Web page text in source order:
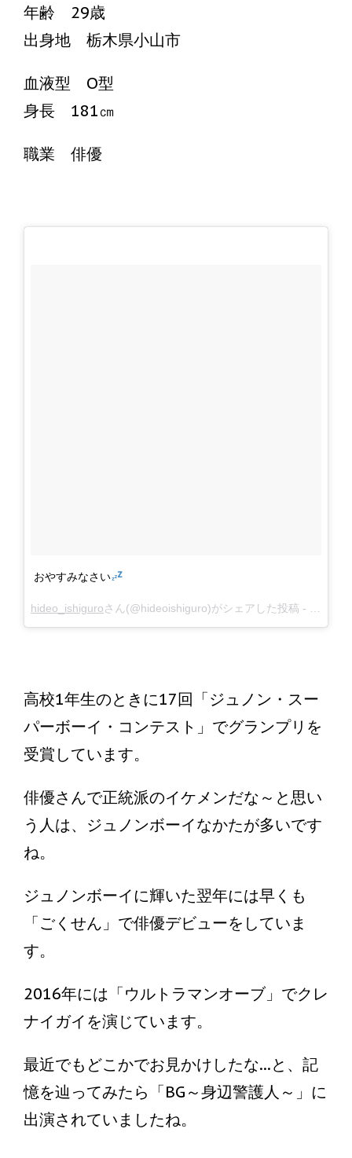
年齢 29歳
出身地 栃木県小山市
血液型 O型
身長 181㎝
職業 俳優
おやすみなさい
hideo_ishiguroさん(@hideoishiguro)がシェアした投稿 -
高校1年生のときに17回「ジュノン・スー
パーボーイ・コンテスト」でグランプリを
受賞しています。
俳優さんで正統派のイケメンだな～と思い
う人は、ジュノンボーイなかたが多いです
ね。
ジュノンボーイに輝いた翌年には早くも
「ごくせん」で俳優デビューをしていま
す。
2016年には「ウルトラマンオーブ」でクレ
ナイガイを演じています。
最近でもどこかでお見かけしたな...と、記
憶を辿ってみたら「BG～身辺警護人～」に
出演されていましたね。